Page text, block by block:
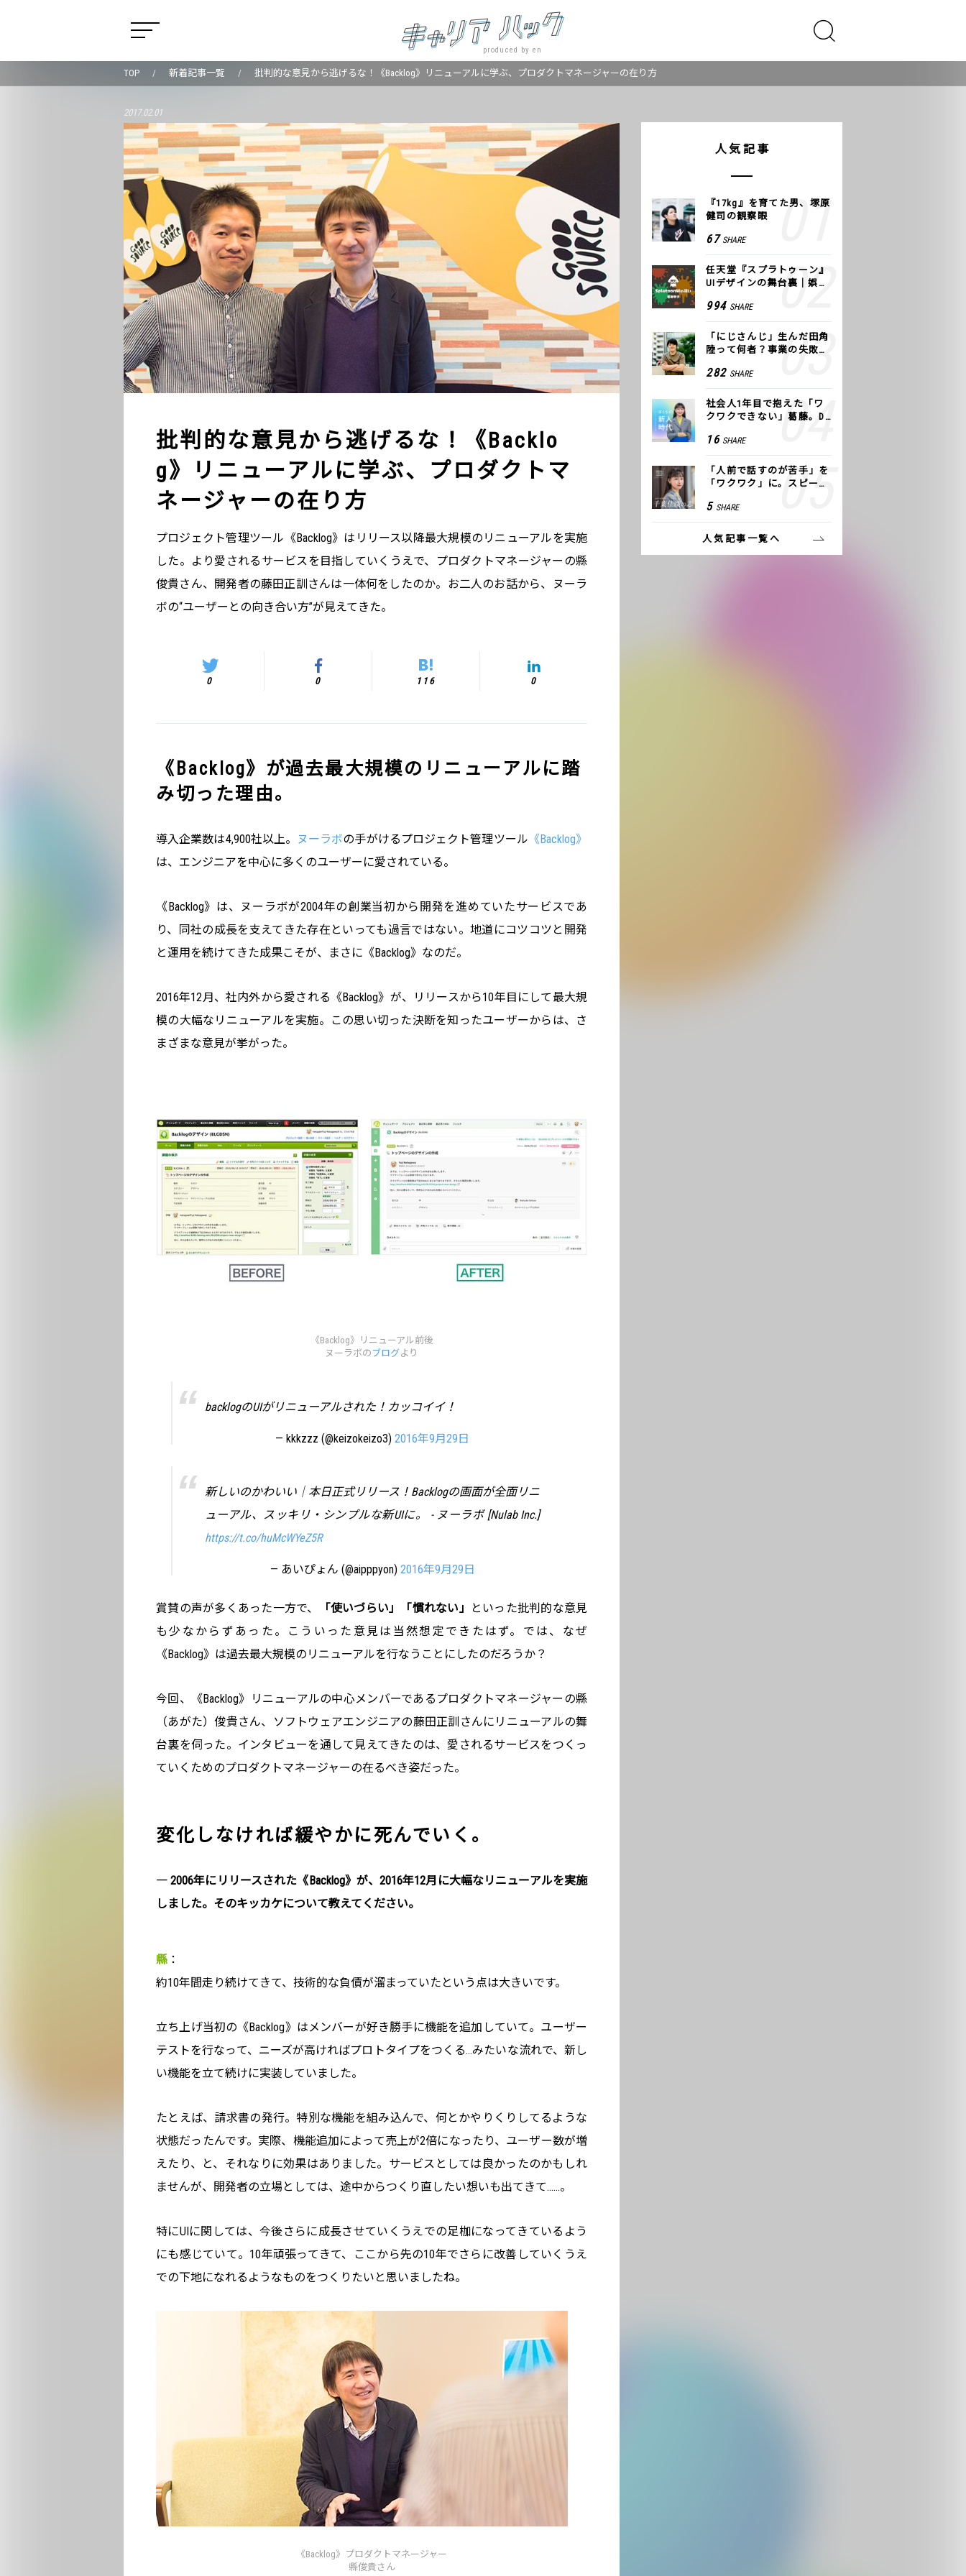
produced by en
TOP 新着記事一覧 批判的な意見から逃げるな！《Backlog》リニューアルに学ぶ、プロダクトマネージャーの在り方
2017.02.01
批判的な意見から逃げるな！《Backlo
g》リニューアルに学ぶ、プロダクトマ
ネージャーの在り方
プロジェクト管理ツール《Backlog》はリリース以降最大規模のリニューアルを実施
した。より愛されるサービスを目指していくうえで、プロダクトマネージャーの縣
俊貴さん、開発者の藤田正訓さんは一体何をしたのか。お二人のお話から、ヌーラ
ボの“ユーザーとの向き合い方”が見えてきた。
0 0 116 0
《Backlog》が過去最大規模のリニューアルに踏
み切った理由。
導入企業数は4,900社以上。 ヌーラボの手がけるプロジェクト管理ツール 《Backlog》
は、エンジニアを中心に多くのユーザーに愛されている。
《Backlog》は、ヌーラボが2004年の創業当初から開発を進めていたサービスであ
り、同社の成長を支えてきた存在といっても過言ではない。地道にコツコツと開発
と運用を続けてきた成果こそが、まさに《Backlog》なのだ。
2016年12月、社内外から愛される《Backlog》が、リリースから10年目にして最大規
模の大幅なリニューアルを実施。この思い切った決断を知ったユーザーからは、さ
まざまな意見が挙がった。
《Backlog》リニューアル前後
ヌーラボのブログより
backlogのUIがリニューアルされた！カッコイイ！
— kkkzzz (@keizokeizo3) 2016年9月29日
新しいのかわいい｜本日正式リリース！Backlogの画面が全面リニ
ューアル、スッキリ・シンプルな新UIに。 - ヌーラボ [Nulab Inc.]
https://t.co/huMcWYeZ5R
— あいぴょん (@aipppyon) 2016年9月29日
賞賛の声が多くあった一方で、 「使いづらい」「慣れない」
といった批判的な意見
も少なからずあった。こういった意見は当然想定できたはず。では、なぜ
《Backlog》は過去最大規模のリニューアルを行なうことにしたのだろうか？
今回、《Backlog》リニューアルの中心メンバーであるプロダクトマネージャーの縣
（あがた）俊貴さん、ソフトウェアエンジニアの藤田正訓さんにリニューアルの舞
台裏を伺った。インタビューを通して見えてきたのは、愛されるサービスをつくっ
ていくためのプロダクトマネージャーの在るべき姿だった。
変化しなければ緩やかに死んでいく。
― 2006年にリリースされた《Backlog》が、2016年12月に大幅なリニューアルを実施
しました。そのキッカケについて教えてください。
縣 ：
約10年間走り続けてきて、技術的な負債が溜まっていたという点は大きいです。
立ち上げ当初の《Backlog》はメンバーが好き勝手に機能を追加していて。ユーザー
テストを行なって、ニーズが高ければプロトタイプをつくる…みたいな流れで、新し
い機能を立て続けに実装していました。
たとえば、請求書の発行。特別な機能を組み込んで、何とかやりくりしてるような
状態だったんです。実際、機能追加によって売上が2倍になったり、ユーザー数が増
えたり、と、それなりに効果はありました。サービスとしては良かったのかもしれ
ませんが、開発者の立場としては、途中からつくり直したい想いも出てきて……。
特にUIに関しては、今後さらに成長させていくうえでの足枷になってきているよう
にも感じていて。10年頑張ってきて、ここから先の10年でさらに改善していくうえ
での下地になれるようなものをつくりたいと思いましたね。
《Backlog》プロダクトマネージャー
縣俊貴さん
人気記事
『17kg』を育てた男、塚原
健司の観察眼
67 SHARE
任天堂『スプラトゥーン』
UIデザインの舞台裏｜娯楽
994 SHARE
「にじさんじ」生んだ田角
陸って何者？事業の失敗
COLOR
282 SHARE
社会人1年目で抱えた「ワ
クワクできない」葛藤。De
つけた、私の生きる道
16 SHARE
「人前で話すのが苦手」を
「ワクワク」に。スピーチ
方トレーニング」に込めた
5 SHARE
人気記事一覧へ